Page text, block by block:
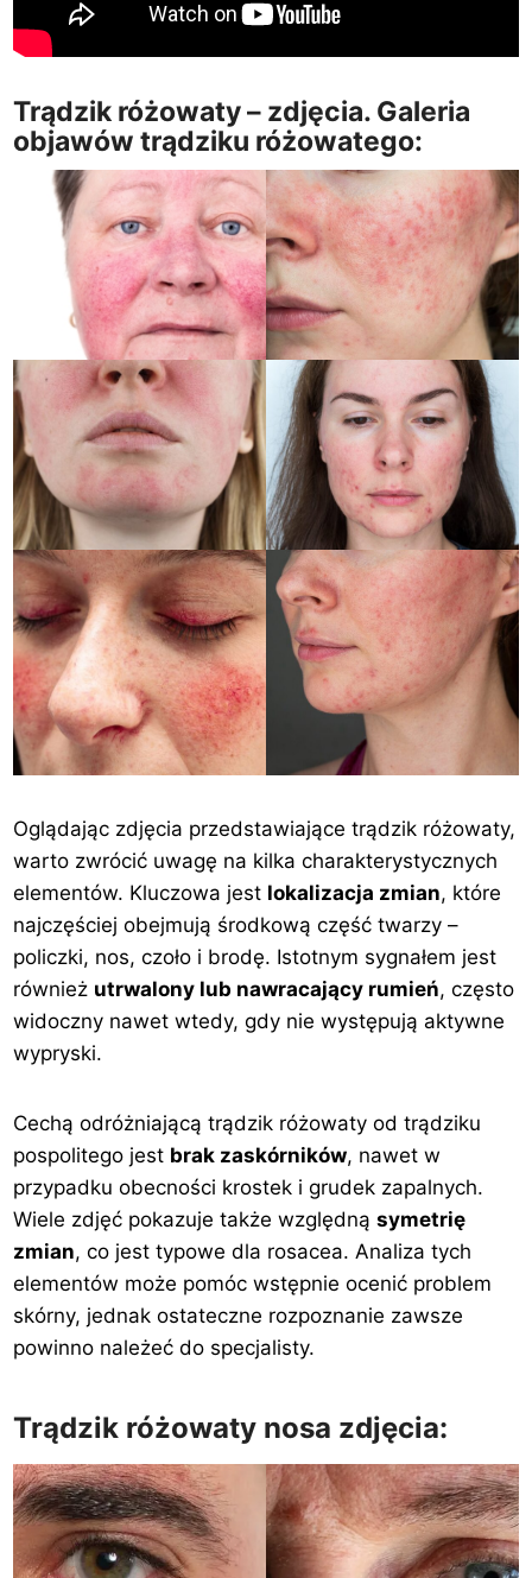
Trądzik różowaty – zdjęcia. Galeria
objawów trądziku różowatego:
Oglądając zdjęcia przedstawiające trądzik różowaty,
warto zwrócić uwagę na kilka charakterystycznych
elementów. Kluczowa jest lokalizacja zmian, które
najczęściej obejmują środkową część twarzy –
policzki, nos, czoło i brodę. Istotnym sygnałem jest
również utrwalony lub nawracający rumień, często
widoczny nawet wtedy, gdy nie występują aktywne
wypryski.
Cechą odróżniającą trądzik różowaty od trądziku
pospolitego jest brak zaskórników, nawet w
przypadku obecności krostek i grudek zapalnych.
Wiele zdjęć pokazuje także względnąsymetrię
zmian, co jest typowe dla rosacea. Analiza tych
elementów może pomóc wstępnie ocenić problem
skórny, jednak ostateczne rozpoznanie zawsze
powinno należeć do specjalisty.
Trądzik różowaty nosa zdjęcia: